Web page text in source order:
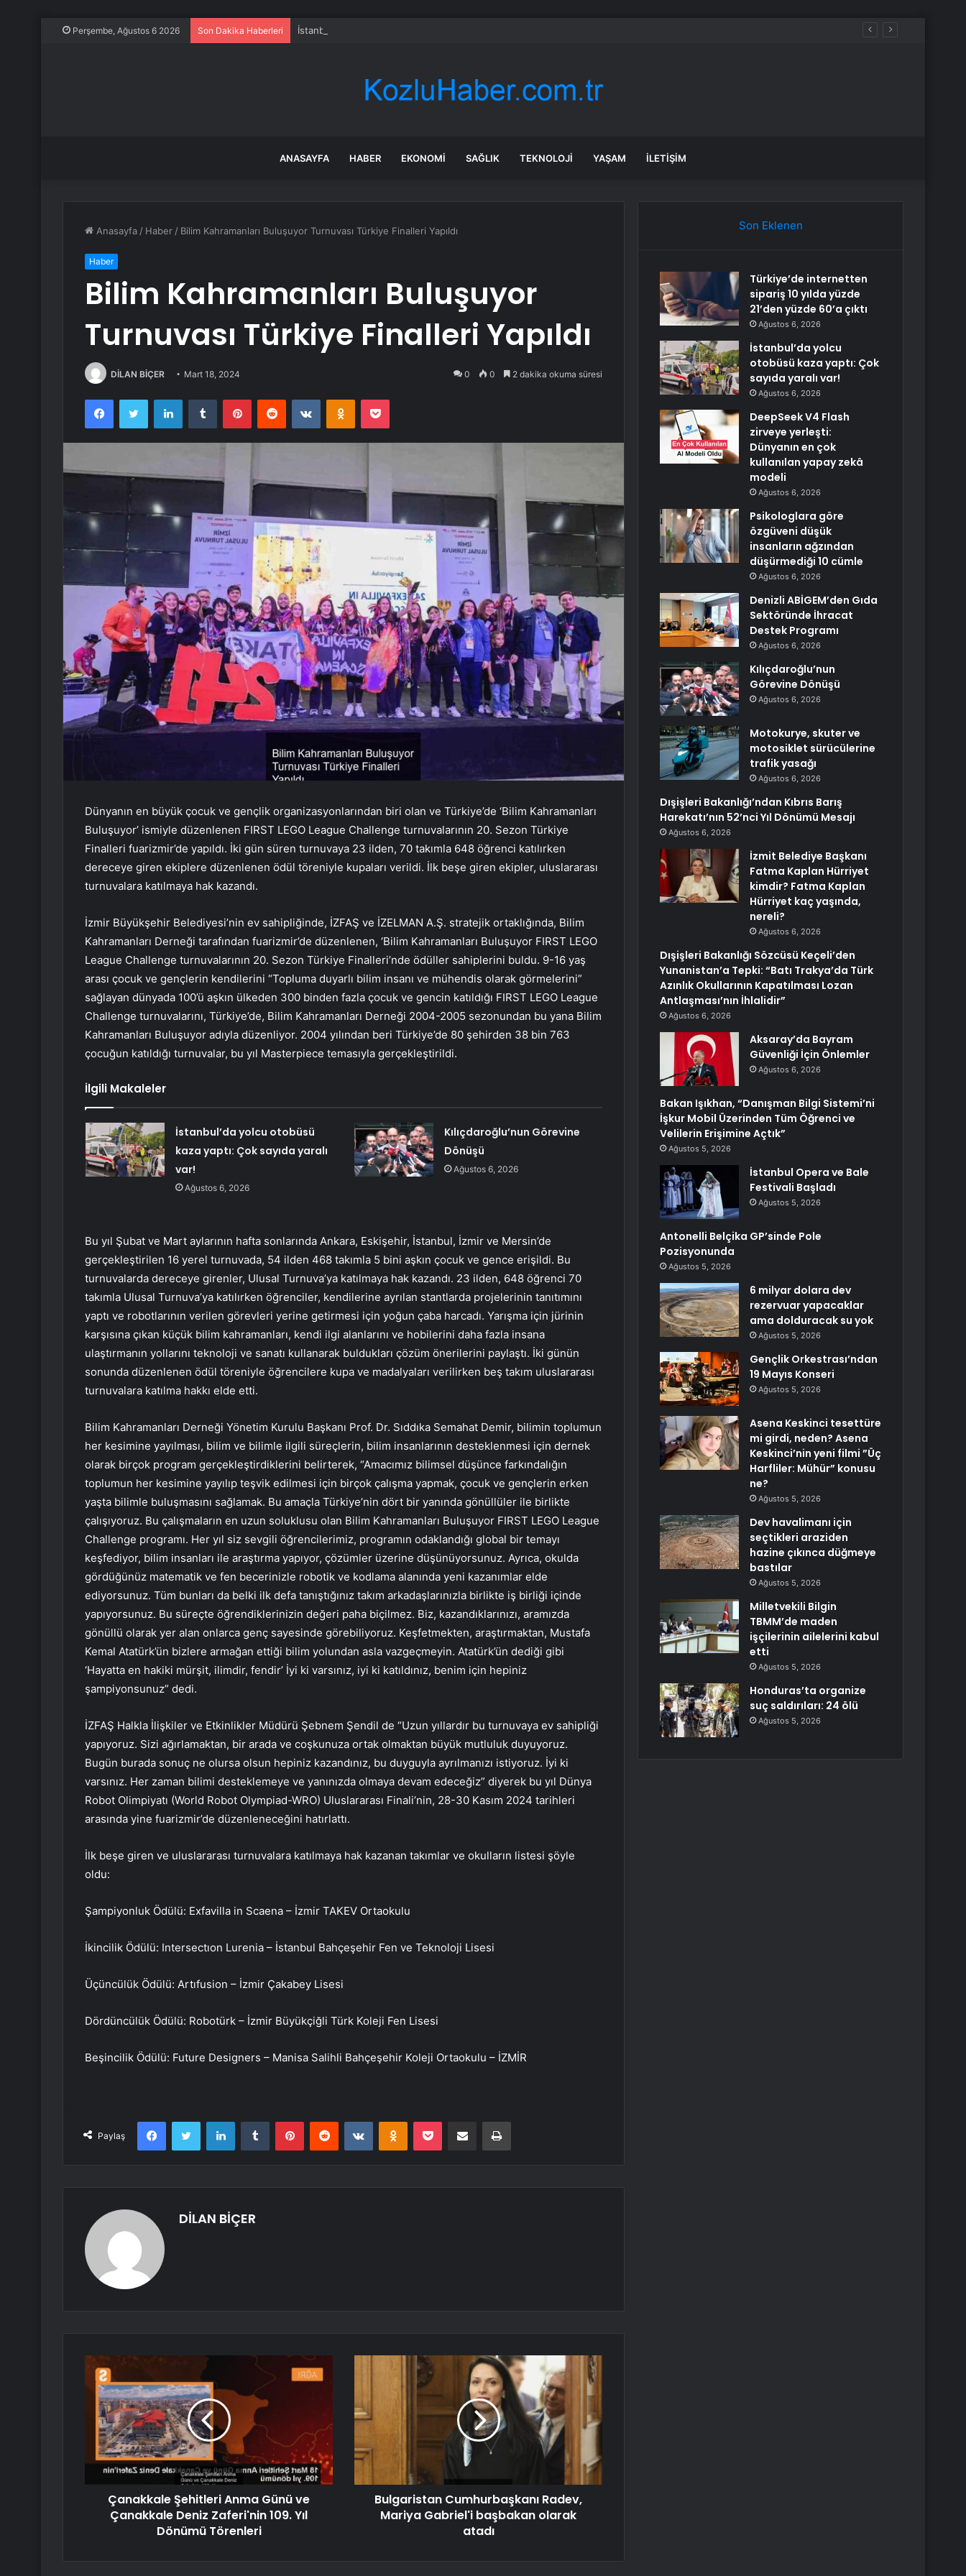
Perşembe, Ağustos 6 2026 Son Dakika Haberleri İstanbul’da yolcu otobüsü kaza yaptı: Çok sayıda yaralı var!
ANASAYFA HABER EKONOMI SAĞLIK TEKNOLOJI YAŞAM İLETIŞIM
Anasayfa / Haber / Bilim Kahramanları Buluşuyor Turnuvası Türkiye Finalleri Yapıldı
Haber
Bilim Kahramanları Buluşuyor
Turnuvası Türkiye Finalleri Yapıldı
DİLAN BİÇER Mart 18, 2024 0 0 2 dakika okuma süresi
FacebookTwitter LinkedInTumblr PinterestReddit VKontakteOdnoklassniki
Pocket
Dünyanın en büyük çocuk ve gençlik organizasyonlarından biri olan ve Türkiye’de ‘Bilim Kahramanları
Buluşuyor’ ismiyle düzenlenen FIRST LEGO League Challenge turnuvalarının 20. Sezon Türkiye
Finalleri fuarizmir’de yapıldı. İki gün süren turnuvaya 23 ilden, 70 takımla 648 öğrenci katılırken
dereceye giren ekiplere düzenlenen ödül töreniyle kupaları verildi. İlk beşe giren ekipler, uluslararası
turnuvalara katılmaya hak kazandı.
İzmir Büyükşehir Belediyesi’nin ev sahipliğinde, İZFAŞ ve İZELMAN A.Ş. stratejik ortaklığında, Bilim
Kahramanları Derneği tarafından fuarizmir’de düzenlenen, ‘Bilim Kahramanları Buluşuyor FIRST LEGO
League Challenge turnuvalarının 20. Sezon Türkiye Finalleri’nde ödüller sahiplerini buldu. 9-16 yaş
arası çocuk ve gençlerin kendilerini “Topluma duyarlı bilim insanı ve mühendis olarak görmelerini”
sağlayan dünyada 100’ü aşkın ülkeden 300 binden fazla çocuk ve gencin katıldığı FIRST LEGO League
Challenge turnuvalarını, Türkiye’de, Bilim Kahramanları Derneği 2004-2005 sezonundan bu yana Bilim
Kahramanları Buluşuyor adıyla düzenliyor. 2004 yılından beri Türkiye’de 80 şehirden 38 bin 763
çocuğun katıldığı turnuvalar, bu yıl Masterpiece temasıyla gerçekleştirildi.
İlgili Makaleler
İstanbul’da yolcu otobüsü
kaza yaptı: Çok sayıda yaralı
var!
Ağustos 6, 2026
Kılıçdaroğlu’nun Görevine
Dönüşü
Ağustos 6, 2026
Bu yıl Şubat ve Mart aylarının hafta sonlarında Ankara, Eskişehir, İstanbul, İzmir ve Mersin’de
gerçekleştirilen 16 yerel turnuvada, 54 ilden 468 takımla 5 bini aşkın çocuk ve gence erişildi. Bu
turnuvalarda dereceye girenler, Ulusal Turnuva’ya katılmaya hak kazandı. 23 ilden, 648 öğrenci 70
takımla Ulusal Turnuva’ya katılırken öğrenciler, kendilerine ayrılan stantlarda projelerinin tanıtımını
yaptı ve robotlarının verilen görevleri yerine getirmesi için yoğun çaba harcadı. Yarışma için jürinin
karşısına çıkan küçük bilim kahramanları, kendi ilgi alanlarını ve hobilerini daha fazla insana
ulaştırmanın yollarını teknoloji ve sanatı kullanarak buldukları çözüm önerilerini paylaştı. İki günün
sonunda düzenlenen ödül töreniyle öğrencilere kupa ve madalyaları verilirken beş takım uluslararası
turnuvalara katılma hakkı elde etti.
Bilim Kahramanları Derneği Yönetim Kurulu Başkanı Prof. Dr. Sıddıka Semahat Demir, bilimin toplumun
her kesimine yayılması, bilim ve bilimle ilgili süreçlerin, bilim insanlarının desteklenmesi için dernek
olarak birçok program gerçekleştirdiklerini belirterek, “Amacımız bilimsel düşünce farkındalığın
toplumun her kesimine yayılıp teşvik edilmesi için birçok çalışma yapmak, çocuk ve gençlerin erken
yaşta bilimle buluşmasını sağlamak. Bu amaçla Türkiye’nin dört bir yanında gönüllüler ile birlikte
çalışıyoruz. Bu çalışmaların en uzun soluklusu olan Bilim Kahramanları Buluşuyor FIRST LEGO League
Challenge programı. Her yıl siz sevgili öğrencilerimiz, programın odaklandığı global bir temayı
keşfediyor, bilim insanları ile araştırma yapıyor, çözümler üzerine düşünüyorsunuz. Ayrıca, okulda
gördüğünüz matematik ve fen becerinizle robotik ve kodlama alanında yeni kazanımlar elde
ediyorsunuz. Tüm bunları da belki ilk defa tanıştığınız takım arkadaşlarınızla birlikte iş birliği içinde
yapıyorsunuz. Bu süreçte öğrendiklerinizin değeri paha biçilmez. Biz, kazandıklarınızı, aramızda
gönüllü olarak yer alan onlarca genç sayesinde görebiliyoruz. Keşfetmekten, araştırmaktan, Mustafa
Kemal Atatürk’ün bizlere armağan ettiği bilim yolundan asla vazgeçmeyin. Atatürk’ün dediği gibi
‘Hayatta en hakiki mürşit, ilimdir, fendir’ İyi ki varsınız, iyi ki katıldınız, benim için hepiniz
şampiyonsunuz” dedi.
İZFAŞ Halkla İlişkiler ve Etkinlikler Müdürü Şebnem Şendil de “Uzun yıllardır bu turnuvaya ev sahipliği
yapıyoruz. Sizi ağırlamaktan, bir arada ve coşkunuza ortak olmaktan büyük mutluluk duyuyoruz.
Bugün burada sonuç ne olursa olsun hepiniz kazandınız, bu duyguyla ayrılmanızı istiyoruz. İyi ki
varsınız. Her zaman bilimi desteklemeye ve yanınızda olmaya devam edeceğiz” diyerek bu yıl Dünya
Robot Olimpiyatı (World Robot Olympiad-WRO) Uluslararası Finali’nin, 28-30 Kasım 2024 tarihleri
arasında yine fuarizmir’de düzenleneceğini hatırlattı.
İlk beşe giren ve uluslararası turnuvalara katılmaya hak kazanan takımlar ve okulların listesi şöyle
oldu:
Şampiyonluk Ödülü: Exfavilla in Scaena – İzmir TAKEV Ortaokulu
İkincilik Ödülü: Intersectıon Lurenia – İstanbul Bahçeşehir Fen ve Teknoloji Lisesi
Üçüncülük Ödülü: Artıfusion – İzmir Çakabey Lisesi
Dördüncülük Ödülü: Robotürk – İzmir Büyükçiğli Türk Koleji Fen Lisesi
Beşincilik Ödülü: Future Designers – Manisa Salihli Bahçeşehir Koleji Ortaokulu – İZMİR
Paylaş
FacebookTwitter LinkedInTumblr PinterestReddit VKontakteOdnoklassniki
Pocket E-Posta ile paylaş Yazdır
DİLAN BİÇER
Çanakkale Şehitleri Anma Günü ve
Çanakkale Deniz Zaferi'nin 109. Yıl
Dönümü Törenleri
Bulgaristan Cumhurbaşkanı Radev,
Mariya Gabriel'i başbakan olarak
atadı
Son Eklenen
Türkiye’de internetten
sipariş 10 yılda yüzde
21’den yüzde 60’a çıktı
Ağustos 6, 2026
İstanbul’da yolcu
otobüsü kaza yaptı: Çok
sayıda yaralı var!
Ağustos 6, 2026
DeepSeek V4 Flash
zirveye yerleşti:
Dünyanın en çok
kullanılan yapay zekâ
modeli
Ağustos 6, 2026
Psikologlara göre
özgüveni düşük
insanların ağzından
düşürmediği 10 cümle
Ağustos 6, 2026
Denizli ABİGEM’den Gıda
Sektöründe İhracat
Destek Programı
Ağustos 6, 2026
Kılıçdaroğlu’nun
Görevine Dönüşü
Ağustos 6, 2026
Motokurye, skuter ve
motosiklet sürücülerine
trafik yasağı
Ağustos 6, 2026
Dışişleri Bakanlığı’ndan Kıbrıs Barış
Harekatı’nın 52’nci Yıl Dönümü Mesajı
Ağustos 6, 2026
İzmit Belediye Başkanı
Fatma Kaplan Hürriyet
kimdir? Fatma Kaplan
Hürriyet kaç yaşında,
nereli?
Ağustos 6, 2026
Dışişleri Bakanlığı Sözcüsü Keçeli’den
Yunanistan’a Tepki: “Batı Trakya’da Türk
Azınlık Okullarının Kapatılması Lozan
Antlaşması’nın İhlalidir”
Ağustos 6, 2026
Aksaray’da Bayram
Güvenliği İçin Önlemler
Ağustos 6, 2026
Bakan Işıkhan, “Danışman Bilgi Sistemi’ni
İşkur Mobil Üzerinden Tüm Öğrenci ve
Velilerin Erişimine Açtık”
Ağustos 5, 2026
İstanbul Opera ve Bale
Festivali Başladı
Ağustos 5, 2026
Antonelli Belçika GP’sinde Pole
Pozisyonunda
Ağustos 5, 2026
6 milyar dolara dev
rezervuar yapacaklar
ama dolduracak su yok
Ağustos 5, 2026
Gençlik Orkestrası’ndan
19 Mayıs Konseri
Ağustos 5, 2026
Asena Keskinci tesettüre
mi girdi, neden? Asena
Keskinci’nin yeni filmi ”Üç
Harfliler: Mühür” konusu
ne?
Ağustos 5, 2026
Dev havalimanı için
seçtikleri araziden
hazine çıkınca düğmeye
bastılar
Ağustos 5, 2026
Milletvekili Bilgin
TBMM’de maden
işçilerinin ailelerini kabul
etti
Ağustos 5, 2026
Honduras’ta organize
suç saldırıları: 24 ölü
Ağustos 5, 2026